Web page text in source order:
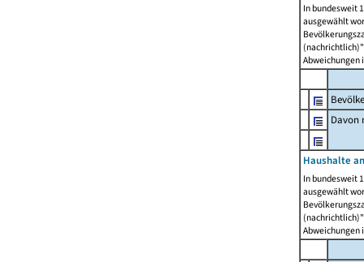
In bundesweit
ausgewählt
Abweichungen
Davon
Haushalte
In bundesweit
ausgewählt
Abweichungen